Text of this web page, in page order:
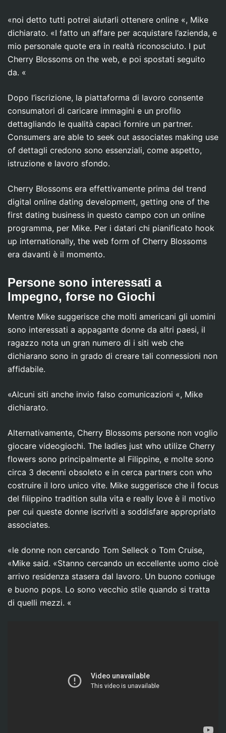
«noi detto tutti potrei aiutarli ottenere online «, Mike
dichiarato. «I fatto un affare per acquistare l’azienda, e
mio personale quote era in realtà riconosciuto. I put
Cherry Blossoms on the web, e poi spostati seguito
da. «
Dopo l’iscrizione, la piattaforma di lavoro consente
consumatori di caricare immagini e un profilo
dettagliando le qualità capaci fornire un partner.
Consumers are able to seek out associates making use
of dettagli credono sono essenziali, come aspetto,
istruzione e lavoro sfondo.
Cherry Blossoms era effettivamente prima del trend
digital online dating development, getting one of the
first dating business in questo campo con un online
programma, per Mike. Per i datari chi pianificato hook
up internationally, the web form of Cherry Blossoms
era davanti è il momento.
Persone sono interessati a
Impegno, forse no Giochi
Mentre Mike suggerisce che molti americani gli uomini
sono interessati a appagante donne da altri paesi, il
ragazzo nota un gran numero di i siti web che
dichiarano sono in grado di creare tali connessioni non
affidabile.
«Alcuni siti anche invio falso comunicazioni «, Mike
dichiarato.
Alternativamente, Cherry Blossoms persone non voglio
giocare videogiochi. The ladies just who utilize Cherry
flowers sono principalmente al Filippine, e molte sono
circa 3 decenni obsoleto e in cerca partners con who
costruire il loro unico vite. Mike suggerisce che il focus
del filippino tradition sulla vita e really love è il motivo
per cui queste donne iscriviti a soddisfare appropriato
associates.
«le donne non cercando Tom Selleck o Tom Cruise,
«Mike said. «Stanno cercando un eccellente uomo cioè
arrivo residenza stasera dal lavoro. Un buono coniuge
e buono pops. Lo sono vecchio stile quando si tratta
di quelli mezzi. «